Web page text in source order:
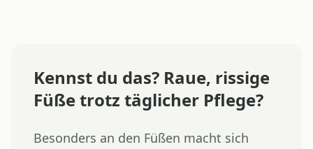
Kennst du das? Raue, rissige
Füße trotz täglicher Pflege?
Besonders an den Füßen macht sich